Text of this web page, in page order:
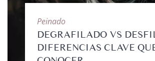
Peinado
DEGRAFILADO VS
DIFERENCIAS CLAVE